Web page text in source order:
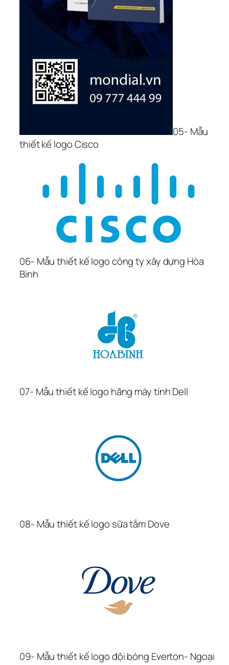
05- Mẫu
thiết kế logo Cisco
06- Mẫu thiết kế logo công ty xây dựng Hòa
Bình
07- Mẫu thiết kế logo hãng máy tính Dell
08- Mẫu thiết kế logo sữa tắm Dove
09- Mẫu thiết kế logo đội bóng Everton- Ngoại